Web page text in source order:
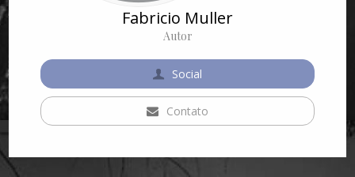
Fabricio Muller
Autor
Social
Contato